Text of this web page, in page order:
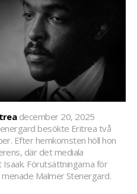
december 20, 2025
besökte Eritrea två
Efter hemkomsten höll hon
där det mediala
Förutsättningarna för
Malmer Stenergard.